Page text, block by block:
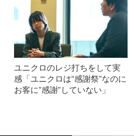
ユニクロのレジ打ちをして実
感「ユニクロは“感謝祭”なのに
お客に”感謝”していない」